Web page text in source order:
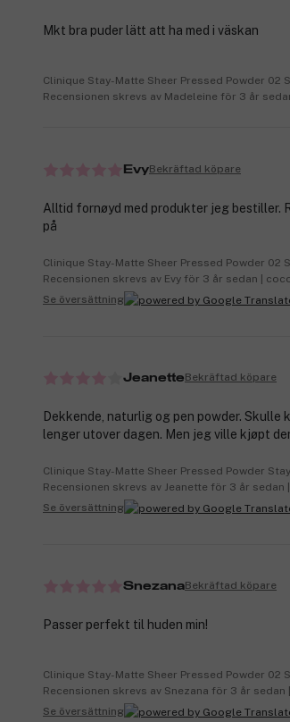
Mkt bra puder lätt att ha med i väskan
Clinique Stay-Matte Sheer Pressed Powder 02
Recensionen skrevs av Madeleine för 3 år
EvyBekräftad köpare
Alltid fornøyd med produkter jeg bestiller.
på
Clinique Stay-Matte Sheer Pressed Powder 02
Recensionen skrevs av Evy för 3 år sedan |
Se översättning
JeanetteBekräftad köpare
Dekkende, naturlig og pen powder.
lenger utover dagen. Men jeg ville kjøpt
Clinique Stay-Matte Sheer Pressed Powder
Recensionen skrevs av Jeanette för 3 år sedan
Se översättning
SnezanaBekräftad köpare
Passer perfekt til huden min!
Clinique Stay-Matte Sheer Pressed Powder 02
Recensionen skrevs av Snezana för 3 år
Se översättning